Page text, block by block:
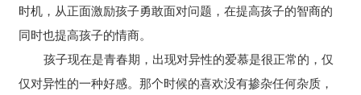
时机，从正面激励孩子勇敢面对问题，在提高孩子的智商的
同时也提高孩子的情商。
孩子现在是青春期，出现对异性的爱慕是很正常的，仅
仅对异性的一种好感。那个时候的喜欢没有掺杂任何杂质，